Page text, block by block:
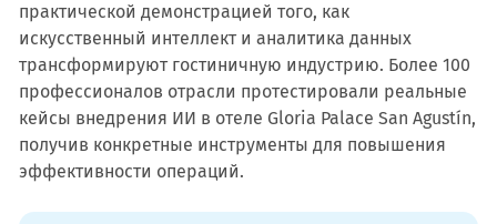
практической демонстрацией того, как
искусственный интеллект и аналитика данных
трансформируют гостиничную индустрию. Более 100
профессионалов отрасли протестировали реальные
кейсы внедрения ИИ в отеле Gloria Palace San Agustín,
получив конкретные инструменты для повышения
эффективности операций.